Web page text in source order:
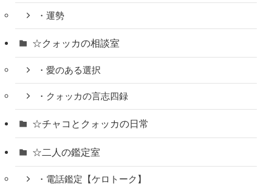
・運勢
☆クォッカの相談室
・愛のある選択
・クォッカの言志四録
☆チャコとクォッカの日常
☆二人の鑑定室
・電話鑑定【ケロトーク】